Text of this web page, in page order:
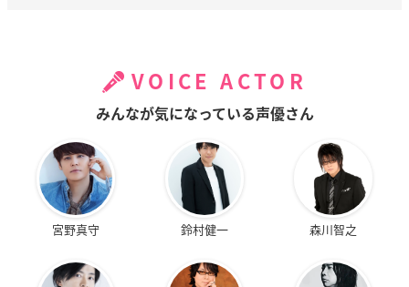
VOICE ACTOR
みんなが気になっている声優さん
宮野真守 鈴村健一 森川智之